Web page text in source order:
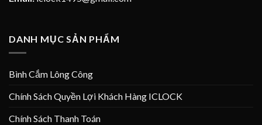
DANH MỤC SẢN PHẨM
Bình Cắm Lông Công
Chính Sách Quyền Lợi Khách Hàng ICLOCK
Chính Sách Thanh Toán